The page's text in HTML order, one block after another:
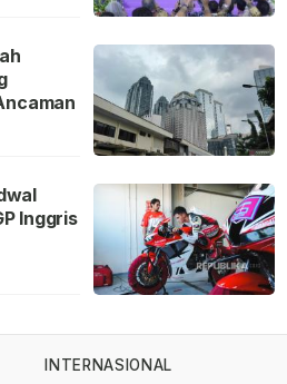
Inggris
INTERNASIONAL